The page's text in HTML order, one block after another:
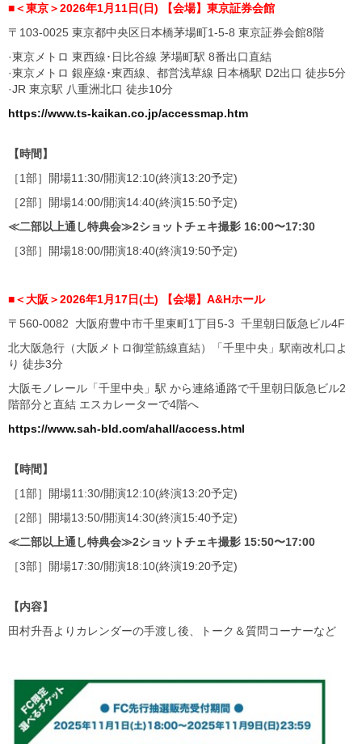
■＜東京＞2026年1月11日(日) 【会場】東京証券会館
〒103-0025 東京都中央区日本橋茅場町1-5-8 東京証券会館8階
·東京メトロ 東西線･日比谷線 茅場町駅 8番出口直結
·東京メトロ 銀座線･東西線、都営浅草線 日本橋駅 D2出口 徒歩5分
·JR 東京駅 八重洲北口 徒歩10分
https://www.ts-kaikan.co.jp/accessmap.htm
【時間】
［1部］開場11:30/開演12:10(終演13:20予定)
［2部］開場14:00/開演14:40(終演15:50予定)
≪二部以上通し特典会≫2ショットチェキ撮影 16:00〜17:30
［3部］開場18:00/開演18:40(終演19:50予定)
■＜大阪＞2026年1月17日(土) 【会場】A&Hホール
〒560-0082 大阪府豊中市千里東町1丁目5-3 千里朝日阪急ビル4F
北大阪急行（大阪メトロ御堂筋線直結）「千里中央」駅南改札口よ
り 徒歩3分
大阪モノレール「千里中央」駅 から連絡通路で千里朝日阪急ビル2
階部分と直結 エスカレーターで4階へ
https://www.sah-bld.com/ahall/access.html
【時間】
［1部］開場11:30/開演12:10(終演13:20予定)
［2部］開場13:50/開演14:30(終演15:40予定)
≪二部以上通し特典会≫2ショットチェキ撮影 15:50〜17:00
［3部］開場17:30/開演18:10(終演19:20予定)
【内容】
田村升吾よりカレンダーの手渡し後、トーク＆質問コーナーなど